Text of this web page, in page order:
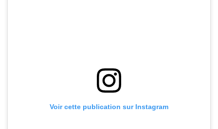
Voir cette publication sur Instagram